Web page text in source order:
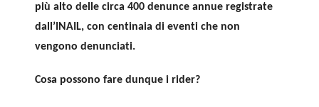
più alto delle circa 400 denunce annue registrate
dall’INAIL, con centinaia di eventi che non
vengono denunciati.
Cosa possono fare dunque i rider?